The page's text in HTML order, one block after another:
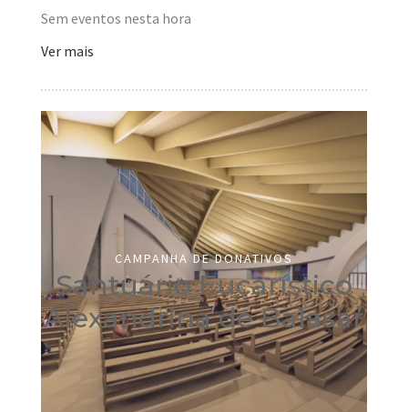
Sem eventos nesta hora
Ver mais
CAMPANHA DE DONATIVOS
Santuário Eucarístico
Alexandrina de Balasar